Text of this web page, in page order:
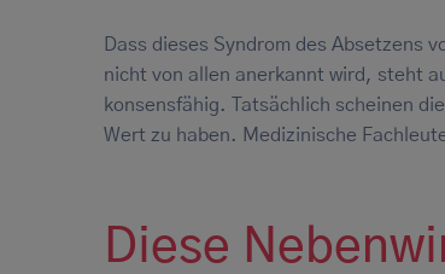
Dass dieses Syndrom des Absetzens
nicht von allen anerkannt wird, steht
konsensfähig. Tatsächlich scheinen
Wert zu haben. Medizinische
Diese